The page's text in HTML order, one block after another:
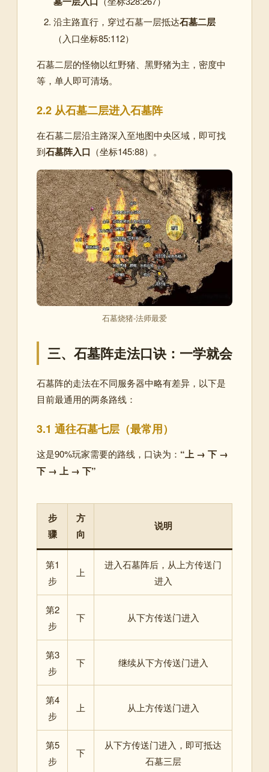
沿主路直行，穿过石墓一层抵达石墓二层
（入口坐标85:112）
石墓二层的怪物以红野猪、黑野猪为主，密度中
等，单人即可清场。
2.2 从石墓二层进入石墓阵
在石墓二层沿主路深入至地图中央区域，即可找
到石墓阵入口 （坐标145:88） 。
石墓烧猪-法师最爱
三、石墓阵走法口诀：一学就会
石墓阵的走法在不同服务器中略有差异，以下是
目前最通用的两条路线：
3.1 通往石墓七层（最常用）
这是90%玩家需要的路线，口诀为： “上 → 下 →
下 → 上 → 下”
步
骤
方
向
说明
第1
步
上
进入石墓阵后，从上方传送门
进入
第2
步
下 从下方传送门进入
第3
步
下 继续从下方传送门进入
第4
步
上 从上方传送门进入
第5
步
下
从下方传送门进入，即可抵达
石墓三层